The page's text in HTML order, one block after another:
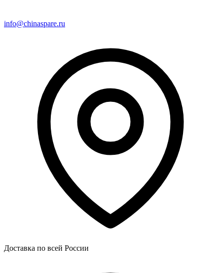
info@chinaspare.ru
Доставка по всей России